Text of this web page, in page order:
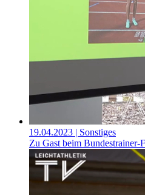
19.04.2023 | Sonstiges
Zu Gast beim